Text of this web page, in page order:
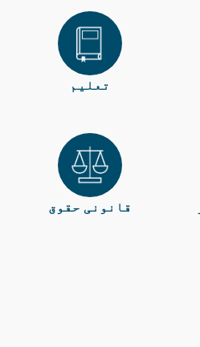
تعلیم
قانونی حقوق